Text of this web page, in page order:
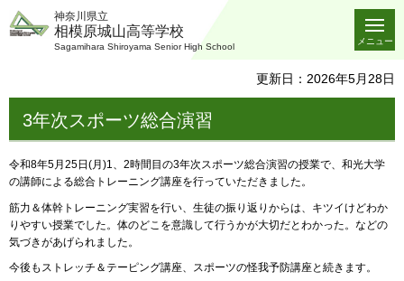
神奈川県立
相模原城山高等学校
Sagamihara Shiroyama Senior High School
メニュー
更新日：2026年5月28日
3年次スポーツ総合演習
令和8年5月25日(月)1、2時間目の3年次スポーツ総合演習の授業で、和光大学
の講師による総合トレーニング講座を行っていただきました。
筋力＆体幹トレーニング実習を行い、生徒の振り返りからは、キツイけどわか
りやすい授業でした。体のどこを意識して行うかが大切だとわかった。などの
気づきがあげられました。
今後もストレッチ＆テーピング講座、スポーツの怪我予防講座と続きます。